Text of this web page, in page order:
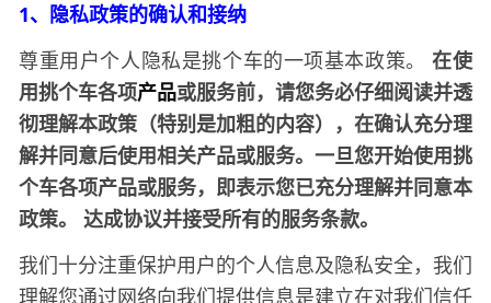
1、隐私政策的确认和接纳
尊重用户个人隐私是挑个车的一项基本政策。
在使
用挑个车各项产品或服务前，请您务必仔细阅读并透
彻理解本政策（特别是加粗的内容），在确认充分理
解并同意后使用相关产品或服务。一旦您开始使用挑
个车各项产品或服务，即表示您已充分理解并同意本
政策。
达成协议并接受所有的服务条款。
我们十分注重保护用户的个人信息及隐私安全，我们
理解您通过网络向我们提供信息是建立在对我们信任